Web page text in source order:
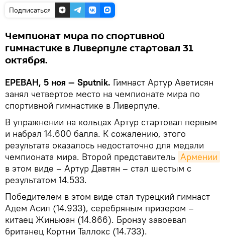
Подписаться
Чемпионат мира по спортивной
гимнастике в Ливерпуле стартовал 31
октября.
ЕРЕВАН, 5 ноя — Sputnik. Гимнаст Артур Аветисян
занял четвертое место на чемпионате мира по
спортивной гимнастике в Ливерпуле.
В упражнении на кольцах Артур стартовал первым
и набрал 14.600 балла. К сожалению, этого
результата оказалось недостаточно для медали
чемпионата мира. Второй представитель Армении
в этом виде – Артур Давтян – стал шестым с
результатом 14.533.
Победителем в этом виде стал турецкий гимнаст
Адем Асил (14.933), серебряным призером –
китаец Жиньюан (14.866). Бронзу завоевал
британец Кортни Таллокс (14.733).